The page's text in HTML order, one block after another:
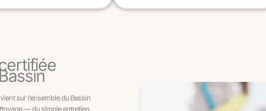
sur l’ensemble du Bassin
— du simple entretien